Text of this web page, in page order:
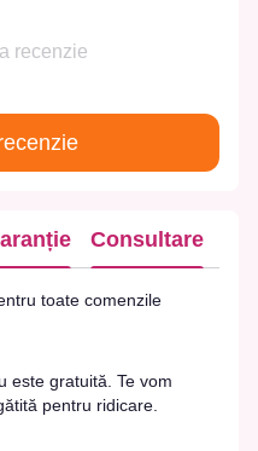
recenzie
Consultare
toate comenzile
este gratuită. Te vom
pentru ridicare.